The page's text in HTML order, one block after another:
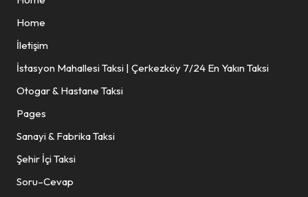
Home
İletişim
İstasyon Mahallesi Taksi | Çerkezköy 7/24 En Yakın Taksi
Otogar & Hastane Taksi
Pages
Sanayi & Fabrika Taksi
Şehir İçi Taksi
Soru–Cevap